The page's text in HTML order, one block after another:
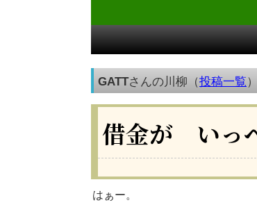
GATTさんの川柳（投稿一覧）
借金が いっ
はぁー。